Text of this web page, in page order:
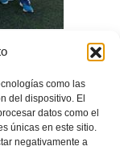
como las
del dispositivo. El
datos como el
únicas en este sitio.
negativamente a